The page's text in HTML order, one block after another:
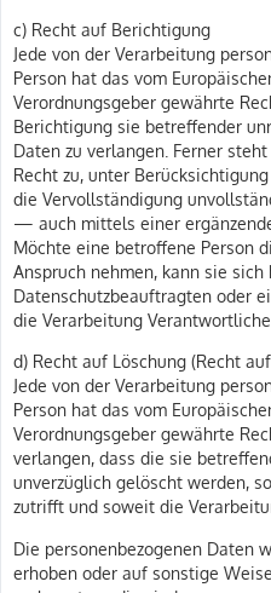
c) Recht auf Berichtigung
Jede von der Verarbeitung
Person hat das vom
Verordnungsgeber gewährte
Berichtigung sie betreffender
Daten zu verlangen. Ferner
Recht zu, unter
die Vervollständigung
— auch mittels einer
Möchte eine betroffene Person
Anspruch nehmen, kann sie
Datenschutzbeauftragten oder
die Verarbeitung
d) Recht auf Löschung (Recht
Jede von der Verarbeitung
Person hat das vom
Verordnungsgeber gewährte
verlangen, dass die sie
unverzüglich gelöscht werden,
zutrifft und soweit die
Die personenbezogenen Daten
erhoben oder auf sonstige